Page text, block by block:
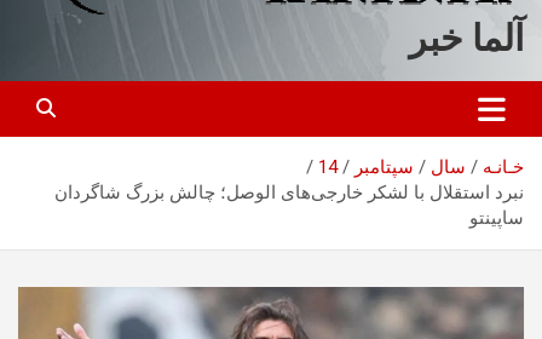
آلما خبر
خـانـه سال سپتامبر
14
نبرد استقلال با لشکر خارجی‌های الوصل؛ چالش بزرگ شاگردان
ساپینتو